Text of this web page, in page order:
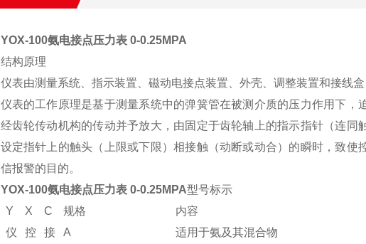
YOX-100氨电接点压力表 0-0.25MPA
结构原理
仪表由测量系统、指示装置、磁动电接点装置、外壳、调整装置和接线
仪表的工作原理是基于测量系统中的弹簧管在被测介质的压力作用下
经齿轮传动机构的传动并予放大，由固定于齿轮轴上的指示指针（连
设定指针上的触头（上限或下限）相接触（动断或动合）的瞬时，致
信报警的目的。
YOX-100氨电接点压力表 0-0.25MPA型号标示
Y
X C 规格
内容
仪
控
接
A
适用于氨及其混合物